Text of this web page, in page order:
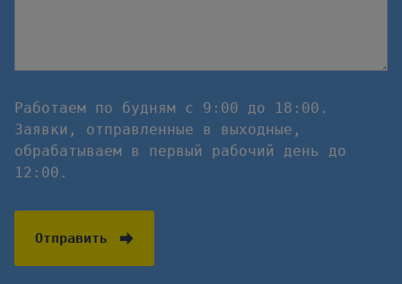
Работаем по будням с 9:00 до 18:00.
Заявки, отправленные в выходные,
обрабатываем в первый рабочий день до
12:00.
Отправить